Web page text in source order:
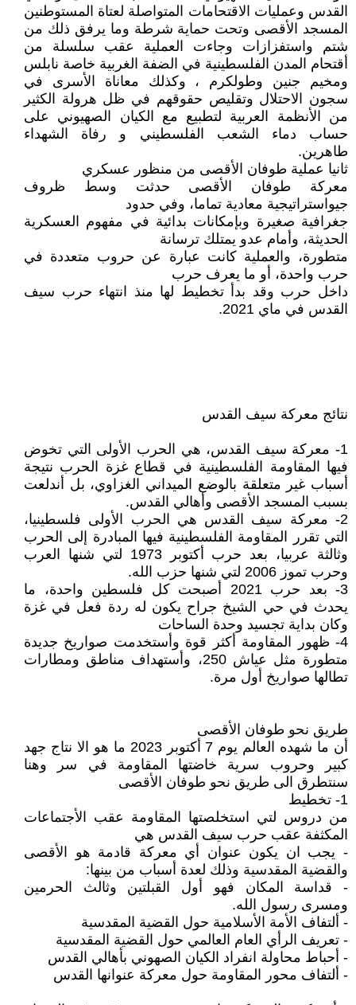
القدس وعمليات الاقتحامات المتواصلة لعتاة المستوطنين
المسجد الأقصى وتحت حماية شرطة وما يرفق ذلك من
شتم واستفزازات وجاءت العملية عقب سلسلة من
أقتحام المدن الفلسطينية في الضفة الغربية خاصة نابلس
ومخيم جنين وطولكرم ، وكذلك معاناة الأسرى في
سجون الاحتلال وتقليص حقوقهم في ظل هرولة الكثير
من الأنظمة العربية لتطبيع مع الكيان الصهيوني على
حساب دماء الشعب الفلسطيني و رفاة الشهداء
طاهرين.
ثانيا عملية طوفان الأقصى من منظور عسكري
معركة طوفان الأقصى حدثت وسط ظروف
جيواستراتيجية معادية تماما، وفي حدود
جغرافية صغيرة وبإمكانات بدائية في مفهوم العسكرية
الحديثة، وأمام عدو يمتلك ترسانة
متطورة، والعملية كانت عبارة عن حروب متعددة في
حرب واحدة، أو ما يعرف حرب
داخل حرب وقد بدأ تخطيط لها منذ انتهاء حرب سيف
القدس في ماي 2021.
نتائج معركة سيف القدس
1- معركة سيف القدس، هي الحرب الأولى التي تخوض
فيها المقاومة الفلسطينية في قطاع غزة الحرب نتيجة
أسباب غير متعلقة بالوضع الميداني الغزاوي، بل أندلعت
بسبب المسجد الأقصى وأهالي القدس.
2- معركة سيف القدس هي الحرب الأولى فلسطينيا،
التي تقرر المقاومة الفلسطينية فيها المبادرة إلى الحرب
وثالثة عربيا، بعد حرب أكتوبر 1973 لتي شنها العرب
وحرب تموز 2006 لتي شنها حزب الله.
3- بعد حرب 2021 أصبحت كل فلسطين واحدة، ما
يحدث في حي الشيخ جراح يكون له ردة فعل في غزة
وكان بداية تجسيد وحدة الساحات
4- ظهور المقاومة أكثر قوة وأستخدمت صواريخ جديدة
متطورة مثل عياش 250، وأستهداف مناطق ومطارات
تطالها صواريخ أول مرة.
طريق نحو طوفان الأقصى
أن ما شهده العالم يوم 7 أكتوبر 2023 ما هو الا نتاج جهد
كبير وحروب سرية خاضتها المقاومة في سر وهنا
سنتطرق الى طريق نحو طوفان الأقصى
1- تخطيط
من دروس لتي استخلصتها المقاومة عقب الأجتماعات
المكثفة عقب حرب سيف القدس هي
- يجب ان يكون عنوان أي معركة قادمة هو الأقصى
والقضية المقدسية وذلك لعدة أسباب من بينها:
- قداسة المكان فهو أول القبلتين وثالث الحرمين
ومسرى رسول الله.
- ألتفاف الأمة الأسلامية حول القضية المقدسية
- تعريف الرأي العام العالمي حول القضية المقدسية
- أحباط محاولة انفراد الكيان الصهوني بأهالي القدس
- ألتفاف محور المقاومة حول معركة عنوانها القدس